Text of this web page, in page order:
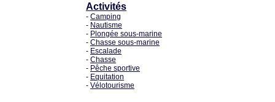
Activités
- Camping
- Nautisme
- Plongée sous-marine
- Chasse sous-marine
- Escalade
- Chasse
- Pêche sportive
- Equitation
- Vélotourisme